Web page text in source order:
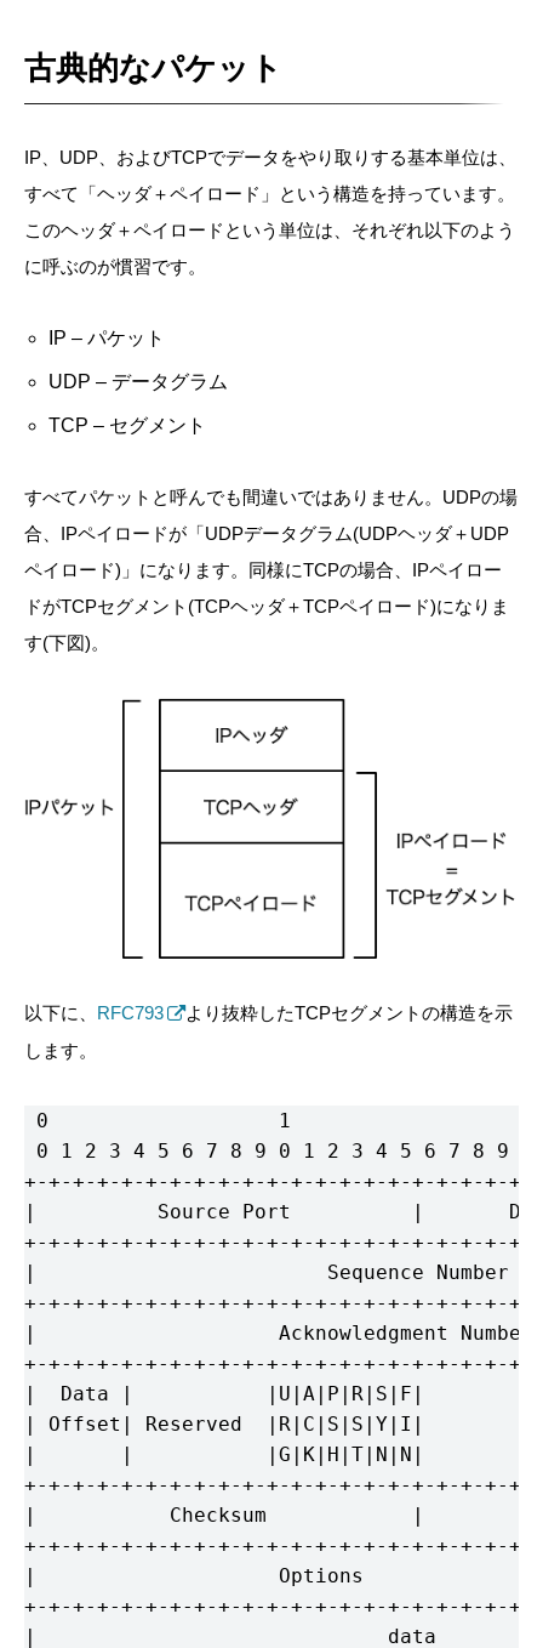
古典的なパケット
IP、UDP、およびTCPでデータをやり取りする基本単位は、
すべて「ヘッダ＋ペイロード」という構造を持っています。
このヘッダ＋ペイロードという単位は、それぞれ以下のよう
に呼ぶのが慣習です。
IP – パケット
UDP – データグラム
TCP – セグメント
すべてパケットと呼んでも間違いではありません。UDPの場
合、IPペイロードが「UDPデータグラム(UDPヘッダ＋UDP
ペイロード)」になります。同様にTCPの場合、IPペイロー
ドがTCPセグメント(TCPヘッダ＋TCPペイロード)になりま
す(下図)。
以下に、 RFC793
より抜粋したTCPセグメントの構造を示
します。
0                   1
0 1 2 3 4 5 6 7 8 9 0 1 2 3 4 5 6 7 8 9
+-+-+-+-+-+-+-+-+-+-+-+-+-+-+-+-+-+-+-+-+-
|          Source Port          |
+-+-+-+-+-+-+-+-+-+-+-+-+-+-+-+-+-+-+-+-+-
|                        Sequence
+-+-+-+-+-+-+-+-+-+-+-+-+-+-+-+-+-+-+-+-+-
|                    Acknowledgment
+-+-+-+-+-+-+-+-+-+-+-+-+-+-+-+-+-+-+-+-+-
|  Data |           |U|A|P|R|S|F|
| Offset| Reserved  |R|C|S|S|Y|I|
|       |           |G|K|H|T|N|N|
+-+-+-+-+-+-+-+-+-+-+-+-+-+-+-+-+-+-+-+-+-
|           Checksum            |
+-+-+-+-+-+-+-+-+-+-+-+-+-+-+-+-+-+-+-+-+-
|                    Options
+-+-+-+-+-+-+-+-+-+-+-+-+-+-+-+-+-+-+-+-+-
|                             data